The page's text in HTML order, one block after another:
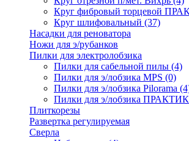
Круг фибровый торцевой
Круг шлифовальный (37)
Насадки для реноватора
Ножи для э/рубанков
Пилки для электролобзика
Пилки для сабельной пилы (4)
Пилки для э/лобзика MPS (0)
Пилки для э/лобзика Pilorama
Пилки для э/лобзика
Плиткорезы
Развертка регулируемая
Сверла